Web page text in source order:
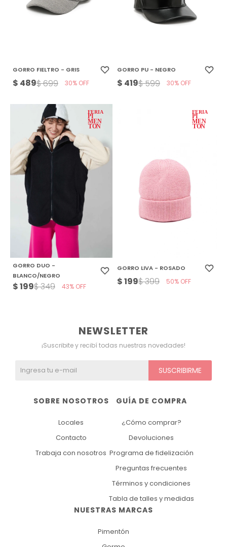
GORRO FIELTRO - GRIS
$ 489$699 30
GORRO PU - NEGRO
$ 419$599 30
GORRO DUO -
BLANCO/NEGRO
$199$349 43
GORRO LIVA - ROSADO
$199$399 50
NUESTRAS MARCAS
Pimentón
GUÍA DE COMPRA
¿Cómo comprar?
Devoluciones
Programa de fidelización
Preguntas frecuentes
Términos y condiciones
Tabla de talles y medidas
SOBRE NOSOTROS
Locales
Contacto
Trabaja con nosotros
NEWSLETTER
¡Suscribite y recibí todas nuestras novedades!
SUSCRIBIRME